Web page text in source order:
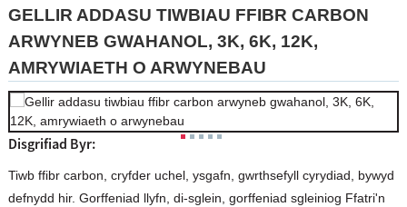
GELLIR ADDASU TIWBIAU FFIBR CARBON
ARWYNEB GWAHANOL, 3K, 6K, 12K,
AMRYWIAETH O ARWYNEBAU
Disgrifiad Byr:
Tiwb ffibr carbon, cryfder uchel, ysgafn, gwrthsefyll cyrydiad, bywyd
defnydd hir. Gorffeniad llyfn, di-sglein, gorffeniad sgleiniog Ffatri'n